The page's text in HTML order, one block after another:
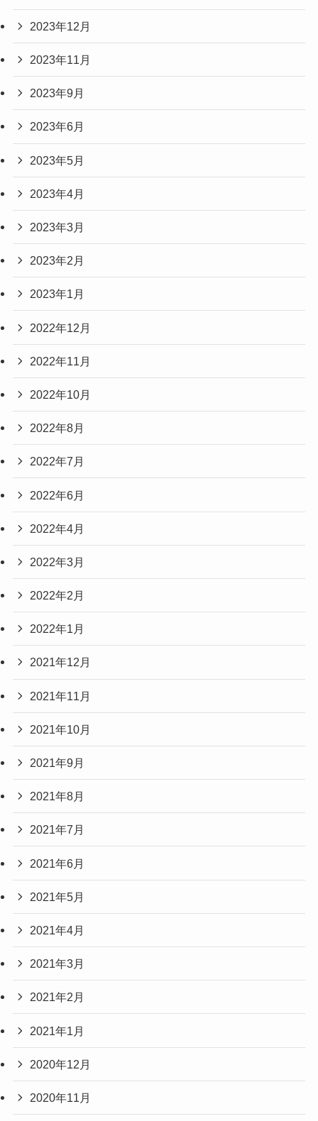
2023年12月
2023年11月
2023年9月
2023年6月
2023年5月
2023年4月
2023年3月
2023年2月
2023年1月
2022年12月
2022年11月
2022年10月
2022年8月
2022年7月
2022年6月
2022年4月
2022年3月
2022年2月
2022年1月
2021年12月
2021年11月
2021年10月
2021年9月
2021年8月
2021年7月
2021年6月
2021年5月
2021年4月
2021年3月
2021年2月
2021年1月
2020年12月
2020年11月